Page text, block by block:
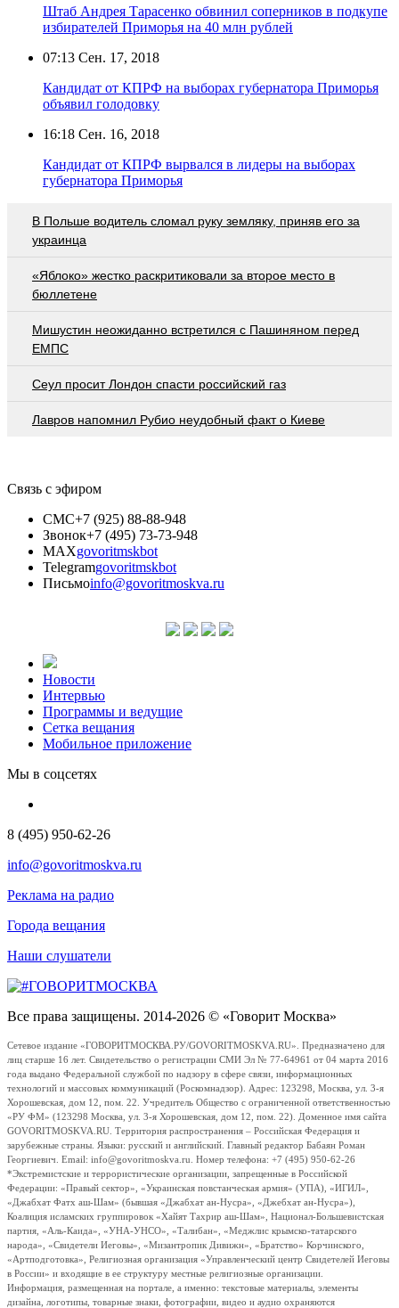
Штаб Андрея Тарасенко обвинил соперников в подкупе
избирателей Приморья на 40 млн рублей
07:13 Сен. 17, 2018
Кандидат от КПРФ на выборах губернатора Приморья
объявил голодовку
16:18 Сен. 16, 2018
Кандидат от КПРФ вырвался в лидеры на выборах
губернатора Приморья
В Польше водитель сломал руку земляку, приняв его за
украинца
«Яблоко» жестко раскритиковали за второе место в
бюллетене
Мишустин неожиданно встретился с Пашиняном перед
ЕМПС
Сеул просит Лондон спасти российский газ
Лавров напомнил Рубио неудобный факт о Киеве
Связь с эфиром
СМС+7 (925) 88-88-948
Звонок+7 (495) 73-73-948
MAXgovoritmskbot
Telegramgovoritmskbot
Письмоinfo@govoritmoskva.ru
Новости
Интервью
Программы и ведущие
Сетка вещания
Мобильное приложение
Мы в соцсетях
8 (495) 950-62-26
info@govoritmoskva.ru
Реклама на радио
Города вещания
Наши слушатели
Все права защищены. 2014-2026 © «Говорит Москва»
Сетевое издание «ГОВОРИТМОСКВА.РУ/GOVORITMOSKVA.RU». Предназначено для
лиц старше 16 лет. Свидетельство о регистрации СМИ Эл № 77-64961 от 04 марта 2016
года выдано Федеральной службой по надзору в сфере связи, информационных
технологий и массовых коммуникаций (Роскомнадзор). Адрес: 123298, Москва, ул. 3-я
Хорошевская, дом 12, пом. 22. Учредитель Общество с ограниченной ответственностью
«РУ ФМ» (123298 Москва, ул. 3-я Хорошевская, дом 12, пом. 22). Доменное имя сайта
GOVORITMOSKVA.RU. Территория распространения – Российская Федерация и
зарубежные страны. Языки: русский и английский. Главный редактор Бабаян Роман
Георгиевич. Email: info@govoritmoskva.ru. Номер телефона: +7 (495) 950-62-26
*Экстремистские и террористические организации, запрещенные в Российской
Федерации: «Правый сектор», «Украинская повстанческая армия» (УПА), «ИГИЛ»,
«Джабхат Фатх аш-Шам» (бывшая «Джабхат ан-Нусра», «Джебхат ан-Нусра»),
Коалиция исламских группировок «Хайят Тахрир аш-Шам», Национал-Большевистская
партия, «Аль-Каида», «УНА-УНСО», «Талибан», «Меджлис крымско-татарского
народа», «Свидетели Иеговы», «Мизантропик Дивижн», «Братство» Корчинского,
«Артподготовка», Религиозная организация «Управленческий центр Свидетелей Иеговы
в России» и входящие в ее структуру местные религиозные организации.
Информация, размещенная на портале, а именно: текстовые материалы, элементы
дизайна, логотипы, товарные знаки, фотографии, видео и аудио охраняются